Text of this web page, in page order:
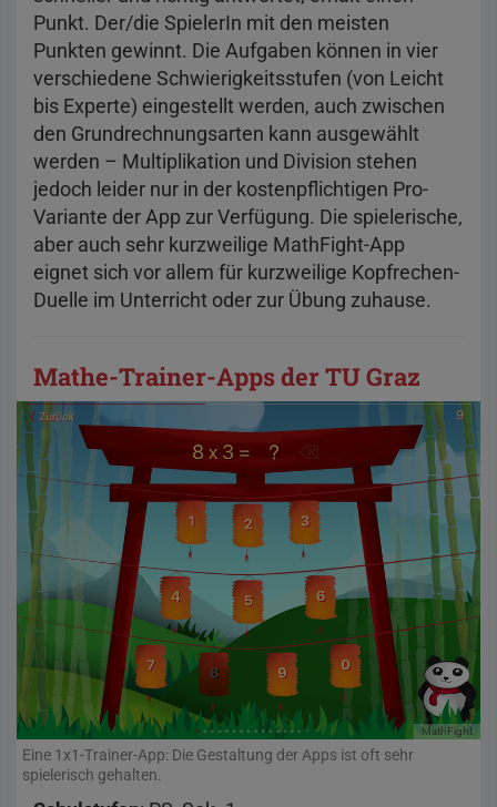
Punkt. Der/die SpielerIn mit den meisten
Punkten gewinnt. Die Aufgaben können in vier
verschiedene Schwierigkeitsstufen (von Leicht
bis Experte) eingestellt werden, auch zwischen
den Grundrechnungsarten kann ausgewählt
werden – Multiplikation und Division stehen
jedoch leider nur in der kostenpflichtigen Pro-
Variante der App zur Verfügung. Die spielerische,
aber auch sehr kurzweilige MathFight-App
eignet sich vor allem für kurzweilige Kopfrechen-
Duelle im Unterricht oder zur Übung zuhause.
Mathe-Trainer-Apps der TU Graz
MathFight
Eine 1x1-Trainer-App: Die Gestaltung der Apps ist oft sehr
spielerisch gehalten.